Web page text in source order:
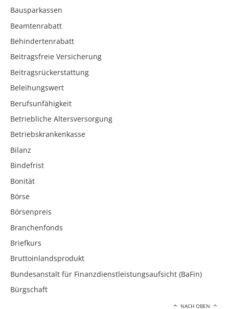
Bausparkassen
Beamtenrabatt
Behindertenrabatt
Beitragsfreie Versicherung
Beitragsrückerstattung
Beleihungswert
Berufsunfähigkeit
Betriebliche Altersversorgung
Betriebskrankenkasse
Bilanz
Bindefrist
Bonität
Börse
Börsenpreis
Branchenfonds
Briefkurs
Bruttoinlandsprodukt
Bundesanstalt für Finanzdienstleistungsaufsicht (BaFin)
Bürgschaft
NACH OBEN